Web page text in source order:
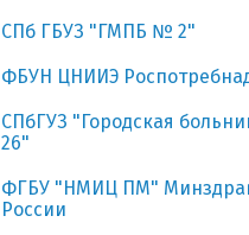
СПб ГБУЗ "ГМПБ № 2"
ФБУН ЦНИИЭ
СПбГУЗ "Городская
26"
ФГБУ "НМИЦ ПМ"
России